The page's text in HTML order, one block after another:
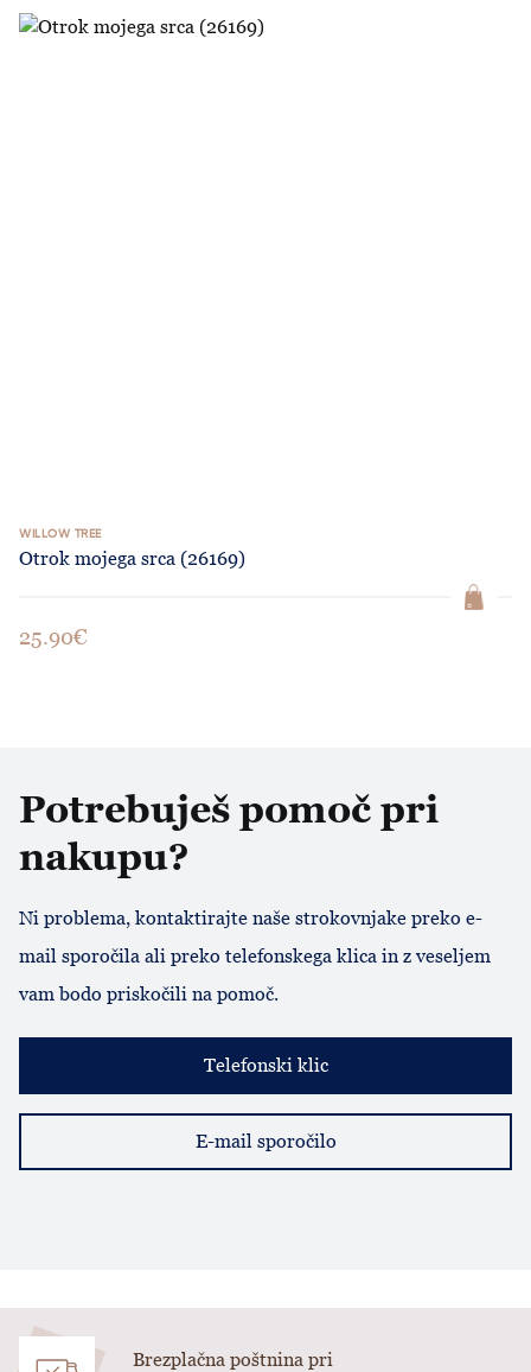
Otrok mojega srca (26169)
WILLOW TREE
Otrok mojega srca (26169)
25.90€
Potrebuješ pomoč pri
nakupu?
Ni problema, kontaktirajte naše strokovnjake preko e-
mail sporočila ali preko telefonskega klica in z veseljem
vam bodo priskočili na pomoč.
Telefonski klic
E-mail sporočilo
Brezplačna poštnina pri